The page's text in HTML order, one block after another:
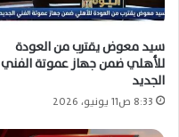
سيد معوض يقترب من العودة
للأهلي ضمن جهاز عموتة الفني
الجديد
8:33 ص11 يونيو، 2026